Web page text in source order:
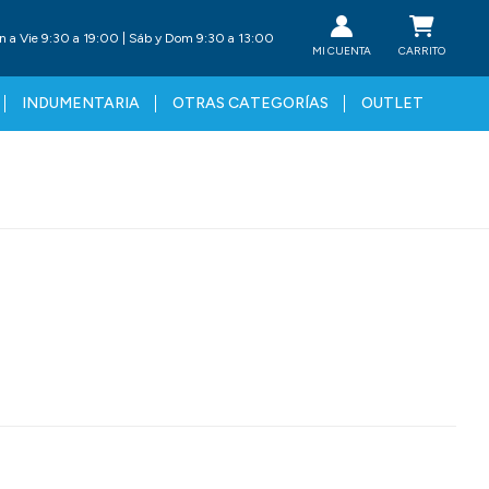
INDUMENTARIA OTRAS CATEGORÍAS OUTLET
a Vie 9:30 a 19:00 | Sáb y Dom 9:30 a 13:00